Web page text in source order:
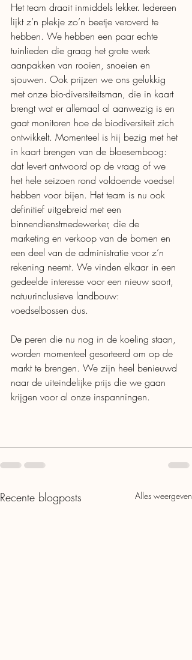
Het team draait inmiddels lekker. Iedereen
lijkt z’n plekje zo’n beetje veroverd te
hebben. We hebben een paar echte
tuinlieden die graag het grote werk
aanpakken van rooien, snoeien en
sjouwen. Ook prijzen we ons gelukkig
met onze bio-diversiteitsman, die in kaart
brengt wat er allemaal al aanwezig is en
gaat monitoren hoe de biodiversiteit zich
ontwikkelt. Momenteel is hij bezig met het
in kaart brengen van de bloesemboog:
dat levert antwoord op de vraag of we
het hele seizoen rond voldoende voedsel
hebben voor bijen. Het team is nu ook
definitief uitgebreid met een
binnendienstmedewerker, die de
marketing en verkoop van de bomen en
een deel van de administratie voor z’n
rekening neemt. We vinden elkaar in een
gedeelde interesse voor een nieuw soort,
natuurinclusieve landbouw:
voedselbossen dus.
De peren die nu nog in de koeling staan,
worden momenteel gesorteerd om op de
markt te brengen. We zijn heel benieuwd
naar de uiteindelijke prijs die we gaan
krijgen voor al onze inspanningen.
Recente blogposts Alles weergeven